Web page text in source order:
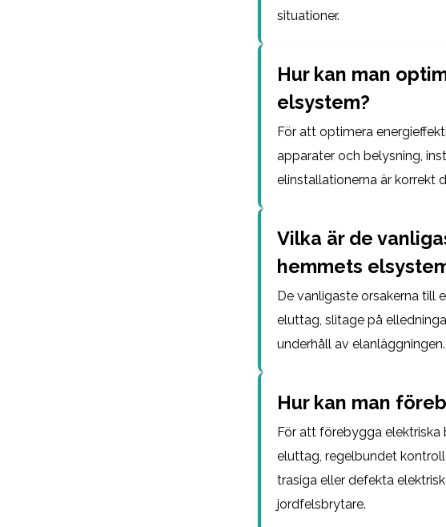
situationer.
Hur kan man
elsystem?
För att optimera
apparater och belysning,
elinstallationerna är korrekt
Vilka är de
hemmets
De vanligaste orsakerna till
eluttag, slitage på
underhåll av elanläggningen.
Hur kan man
För att förebygga elektriska
eluttag, regelbundet
trasiga eller defekta
jordfelsbrytare.